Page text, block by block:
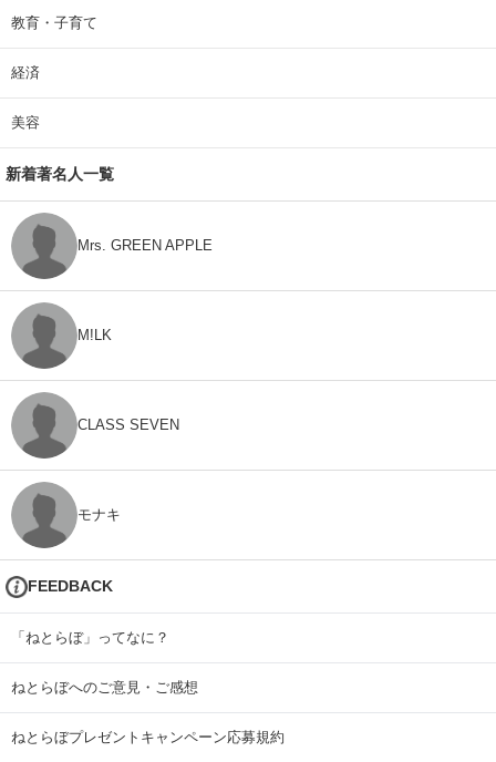
教育・子育て
経済
美容
新着著名人一覧
Mrs. GREEN APPLE
M!LK
CLASS SEVEN
モナキ
FEEDBACK
「ねとらぼ」ってなに？
ねとらぼへのご意見・ご感想
ねとらぼプレゼントキャンペーン応募規約